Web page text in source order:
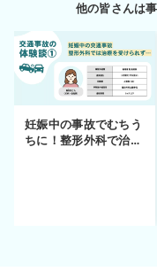
他の皆さんは
妊娠中の事故でむちう
ちに！整形外科で治療